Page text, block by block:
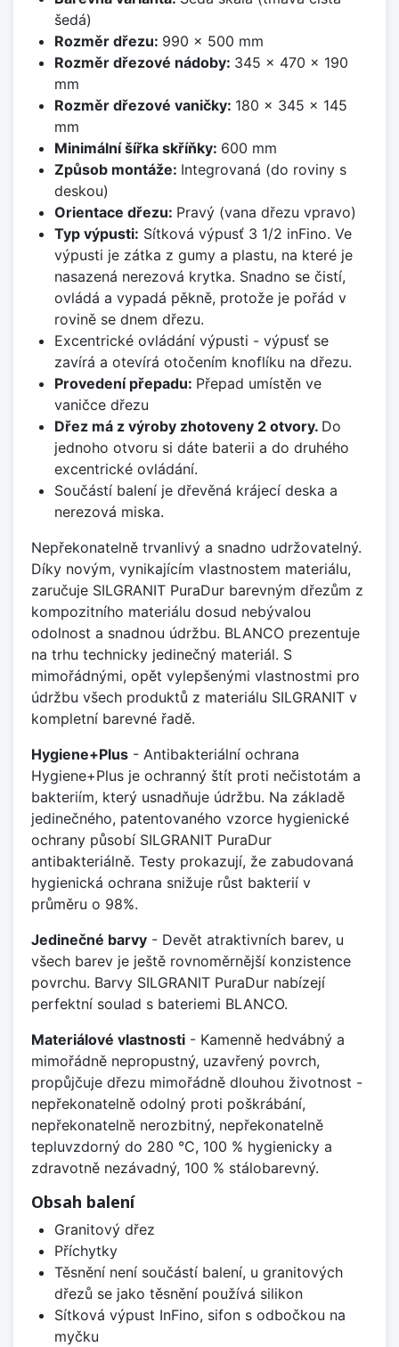
šedá)
Rozměr dřezu: 990 x 500 mm
Rozměr dřezové nádoby: 345 x 470 x 190
mm
Rozměr dřezové vaničky: 180 x 345 x 145
mm
Minimální šířka skříňky: 600 mm
Způsob montáže: Integrovaná (do roviny s
deskou)
Orientace dřezu: Pravý (vana dřezu vpravo)
Typ výpusti: Sítková výpusť 3 1/2 inFino. Ve
výpusti je zátka z gumy a plastu, na které je
nasazená nerezová krytka. Snadno se čistí,
ovládá a vypadá pěkně, protože je pořád v
rovině se dnem dřezu.
Excentrické ovládání výpusti - výpusť se
zavírá a otevírá otočením knoflíku na dřezu.
Provedení přepadu: Přepad umístěn ve
vaničce dřezu
Dřez má z výroby zhotoveny 2 otvory. Do
jednoho otvoru si dáte baterii a do druhého
excentrické ovládání.
Součástí balení je dřevěná krájecí deska a
nerezová miska.
Nepřekonatelně trvanlivý a snadno udržovatelný.
Díky novým, vynikajícím vlastnostem materiálu,
zaručuje SILGRANIT PuraDur barevným dřezům z
kompozitního materiálu dosud nebývalou
odolnost a snadnou údržbu. BLANCO prezentuje
na trhu technicky jedinečný materiál. S
mimořádnými, opět vylepšenými vlastnostmi pro
údržbu všech produktů z materiálu SILGRANIT v
kompletní barevné řadě.
Hygiene+Plus - Antibakteriální ochrana
Hygiene+Plus je ochranný štít proti nečistotám a
bakteriím, který usnadňuje údržbu. Na základě
jedinečného, patentovaného vzorce hygienické
ochrany působí SILGRANIT PuraDur
antibakteriálně. Testy prokazují, že zabudovaná
hygienická ochrana snižuje růst bakterií v
průměru o 98%.
Jedinečné barvy - Devět atraktivních barev, u
všech barev je ještě rovnoměrnější konzistence
povrchu. Barvy SILGRANIT PuraDur nabízejí
perfektní soulad s bateriemi BLANCO.
Materiálové vlastnosti - Kamenně hedvábný a
mimořádně nepropustný, uzavřený povrch,
propůjčuje dřezu mimořádně dlouhou životnost -
nepřekonatelně odolný proti poškrábání,
nepřekonatelně nerozbitný, nepřekonatelně
tepluvzdorný do 280 °C, 100 % hygienicky a
zdravotně nezávadný, 100 % stálobarevný.
Obsah balení
Granitový dřez
Příchytky
Těsnění není součástí balení, u granitových
dřezů se jako těsnění používá silikon
Sítková výpust InFino, sifon s odbočkou na
myčku